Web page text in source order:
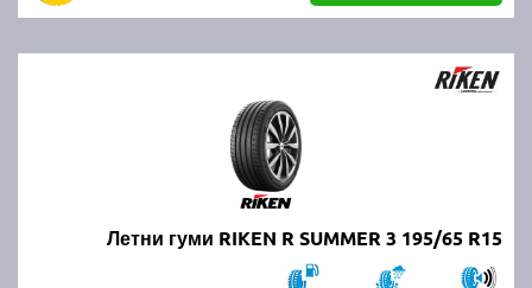
Летни гуми RIKEN R SUMMER 3 195/65 R15